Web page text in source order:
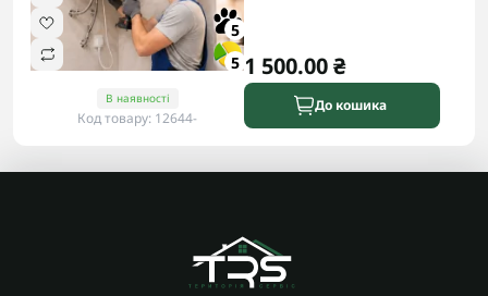
5
5
В наявності
Код товару: 12644-
1 500.00 ₴
До кошика